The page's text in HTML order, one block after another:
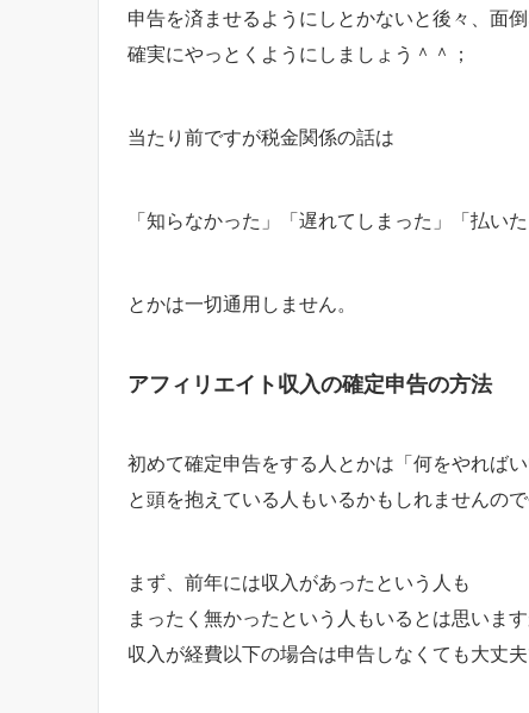
申告を済ませるようにしとかないと後々、面
確実にやっとくようにしましょう＾＾；
当たり前ですが税金関係の話は
「知らなかった」「遅れてしまった」「払いた
とかは一切通用しません。
アフィリエイト収入の確定申告の方法
初めて確定申告をする人とかは「何をやればい
と頭を抱えている人もいるかもしれませんの
まず、前年には収入があったという人も
まったく無かったという人もいるとは思いま
収入が経費以下の場合は申告しなくても大丈夫